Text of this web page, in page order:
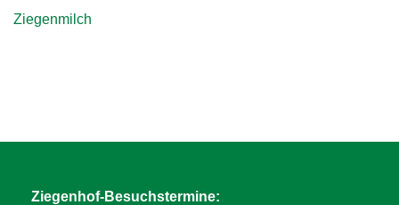
Ziegenmilch
Ziegenhof-Besuchstermine: